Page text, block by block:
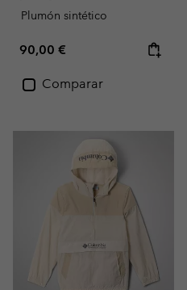
Plumón sintético
Regular price:
90,00 €
Comparar